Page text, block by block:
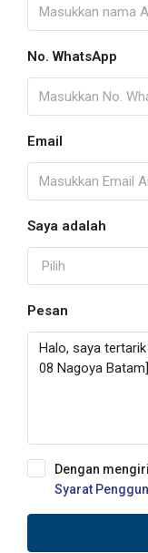
No. WhatsApp
Email
Saya adalah
Pilih
Pesan
Dengan
Syarat